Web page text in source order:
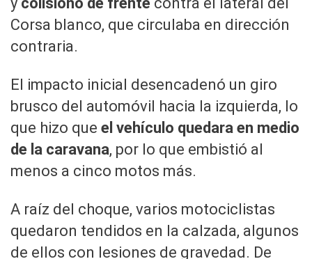
Corsa blanco, que circulaba en dirección
contraria.
El impacto inicial desencadenó un giro
brusco del automóvil hacia la izquierda, lo
que hizo que el vehículo quedara en medio
de la caravana, por lo que embistió al
menos a cinco motos más.
A raíz del choque, varios motociclistas
quedaron tendidos en la calzada, algunos
de ellos con lesiones de gravedad. De